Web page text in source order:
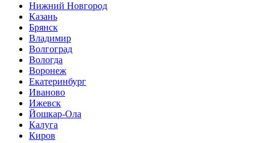
Нижний Нoвгород
Казань
Брянск
Владимир
Волгоград
Вологда
Воронеж
Екатеринбург
Иваново
Ижевск
Йошкар-Ола
Калуга
Киров